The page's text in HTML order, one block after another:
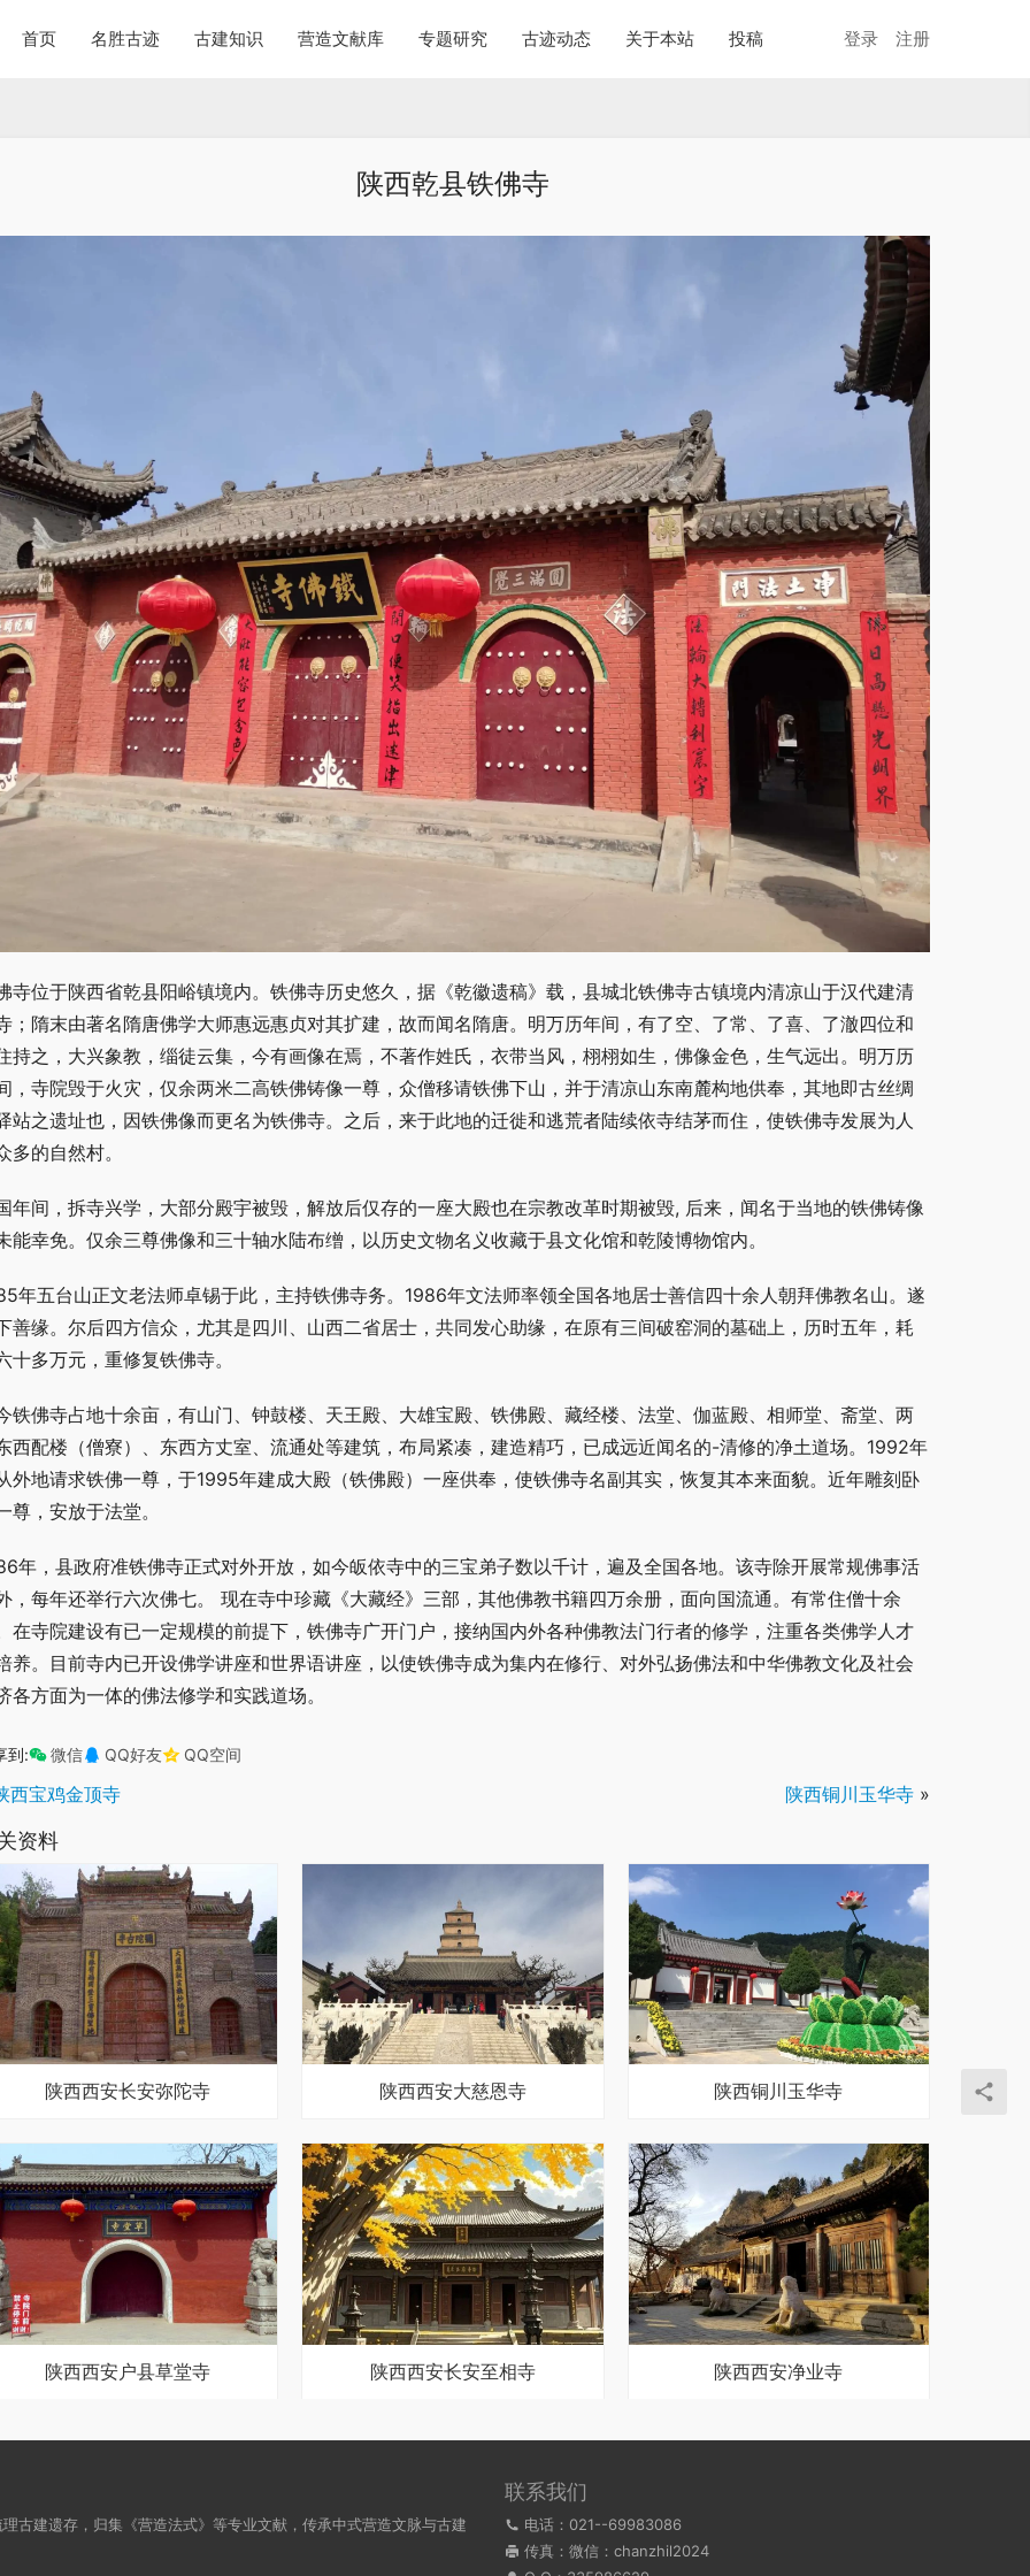
首页 名胜古迹 古建知识 营造文献库 专题研究 古迹动态 关于本站 投稿 登录 注册
陕西乾县铁佛寺
寺位于陕西省乾县阳峪镇境内。铁佛寺历史悠久，据《乾徽遗稿》载，县城北铁佛寺古镇境内清凉山于汉代建清
；隋末由著名隋唐佛学大师惠远惠贞对其扩建，故而闻名隋唐。明万历年间，有了空、了常、了喜、了澈四位和
持之，大兴象教，缁徒云集，今有画像在焉，不著作姓氏，衣带当风，栩栩如生，佛像金色，生气远出。明万历
，寺院毁于火灾，仅余两米二高铁佛铸像一尊，众僧移请铁佛下山，并于清凉山东南麓构地供奉，其地即古丝绸
站之遗址也，因铁佛像而更名为铁佛寺。之后，来于此地的迁徙和逃荒者陆续依寺结茅而住，使铁佛寺发展为人
多的自然村。
年间，拆寺兴学，大部分殿宇被毁，解放后仅存的一座大殿也在宗教改革时期被毁, 后来，闻名于当地的铁佛铸像
能幸免。仅余三尊佛像和三十轴水陆布缯，以历史文物名义收藏于县文化馆和乾陵博物馆内。
年五台山正文老法师卓锡于此，主持铁佛寺务。1986年文法师率领全国各地居士善信四十余人朝拜佛教名山。遂
善缘。尔后四方信众，尤其是四川、山西二省居士，共同发心助缘，在原有三间破窑洞的墓础上，历时五年，耗
十多万元，重修复铁佛寺。
铁佛寺占地十余亩，有山门、钟鼓楼、天王殿、大雄宝殿、铁佛殿、藏经楼、法堂、伽蓝殿、相师堂、斋堂、两
西配楼（僧寮）、东西方丈室、流通处等建筑，布局紧凑，建造精巧，已成远近闻名的-清修的净土道场。1992年
外地请求铁佛一尊，于1995年建成大殿（铁佛殿）一座供奉，使铁佛寺名副其实，恢复其本来面貌。近年雕刻卧
尊，安放于法堂。
年，县政府准铁佛寺正式对外开放，如今皈依寺中的三宝弟子数以千计，遍及全国各地。该寺除开展常规佛事活
，每年还举行六次佛七。 现在寺中珍藏《大藏经》三部，其他佛教书籍四万余册，面向国流通。有常住僧十余
在寺院建设有已一定规模的前提下，铁佛寺广开门户，接纳国内外各种佛教法门行者的修学，注重各类佛学人才
养。目前寺内已开设佛学讲座和世界语讲座，以使铁佛寺成为集内在修行、对外弘扬佛法和中华佛教文化及社会
各方面为一体的佛法修学和实践道场。
到: 微信 QQ好友 QQ空间
西宝鸡金顶寺 陕西铜川玉华寺 »
资料
陕西西安长安弥陀寺 陕西西安大慈恩寺 陕西铜川玉华寺
陕西西安户县草堂寺 陕西西安长安至相寺 陕西西安净业寺
古建遗存，归集《营造法式》等专业文献，传承中式营造文脉与古建
联系我们
电话：021--69983086
传真：微信：chanzhil2024